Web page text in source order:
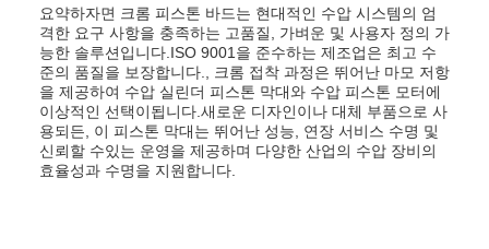
요약하자면 크롬 피스톤 바드는 현대적인 수압 시스템의 엄
격한 요구 사항을 충족하는 고품질, 가벼운 및 사용자 정의 가
능한 솔루션입니다.ISO 9001을 준수하는 제조업은 최고 수
준의 품질을 보장합니다., 크롬 접착 과정은 뛰어난 마모 저항
을 제공하여 수압 실린더 피스톤 막대와 수압 피스톤 모터에
이상적인 선택이됩니다.새로운 디자인이나 대체 부품으로 사
용되든, 이 피스톤 막대는 뛰어난 성능, 연장 서비스 수명 및
신뢰할 수있는 운영을 제공하며 다양한 산업의 수압 장비의
효율성과 수명을 지원합니다.